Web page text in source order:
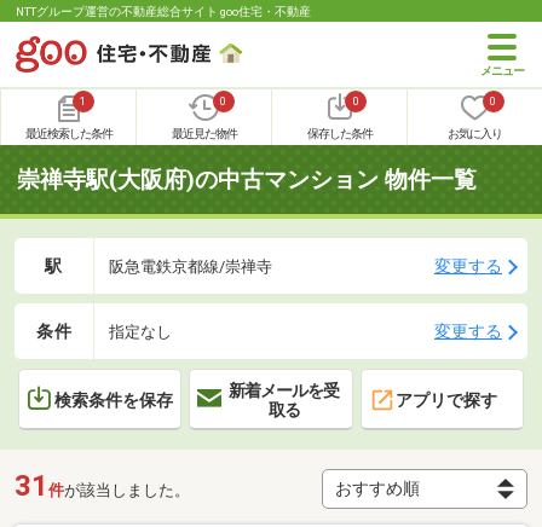
NTTグループ運営の不動産総合サイト goo住宅・不動産
1
最近検索した条件
0
最近見た物件
0
保存した条件
0
お気に入り
崇禅寺駅(大阪府)の中古マンション 物件一覧
駅 阪急電鉄京都線/崇禅寺 変更する
条件 指定なし 変更する
検索条件を保存
新着メールを受
取る
アプリで探す
31 件が該当しました。